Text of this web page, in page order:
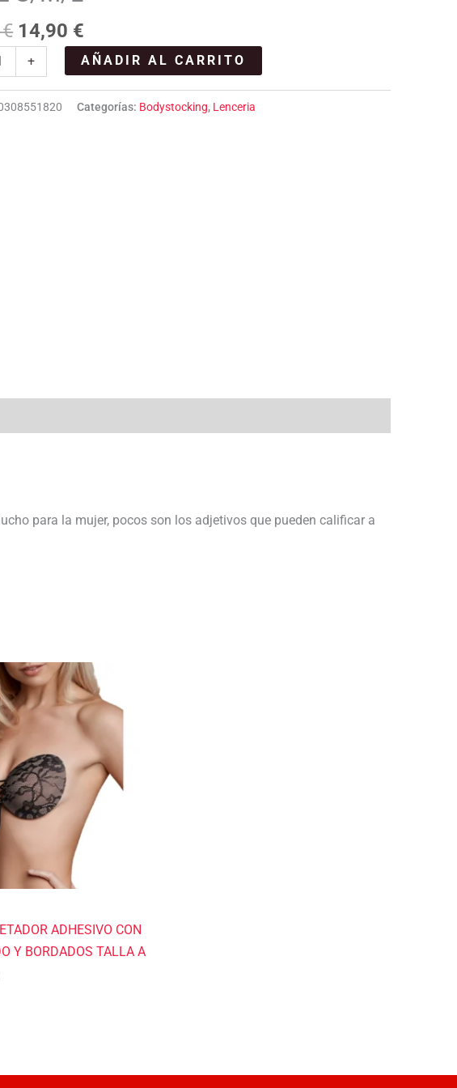
€ 14,90 €
+ AÑADIR AL CARRITO
Categorías: Bodystocking, Lenceria
para la mujer, pocos son los adjetivos que pueden calificar a
ADHESIVO CON
Y BORDADOS TALLA A
€.